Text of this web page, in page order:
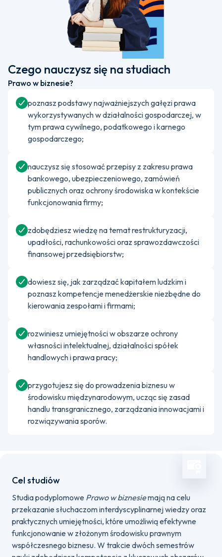
Czego nauczysz się na studiach
Prawo w biznesie?
poznasz podstawy najważniejszych gałęzi prawa
wykorzystywanych w działalności gospodarczej, w
tym prawa cywilnego, podatkowego i karnego
gospodarczego;
nauczysz się stosować przepisy z zakresu prawa
bankowego, ubezpieczeniowego, zamówień
publicznych oraz ochrony środowiska w kontekście
funkcjonowania firmy;
zdobędziesz wiedzę na temat restrukturyzacji,
upadłości, rachunkowości oraz sprawozdawczości
finansowej przedsiębiorstw;
dowiesz się, jak zarządzać kapitałem ludzkim i
poznasz kompetencje menedżerskie niezbędne do
kierowania zespołami i firmami;
rozwiniesz umiejętności w obszarze ochrony
własności intelektualnej, działalności spółek
handlowych i prawa pracy;
przygotujesz się do prowadzenia biznesu w
środowisku międzynarodowym, ucząc się zasad
handlu transgranicznego, zarządzania innowacjami i
rozwiązywania sporów.
Cel studiów
Studia podyplomowe Prawo w biznesiemają na celu
przekazanie słuchaczom interdyscyplinarnej wiedzy oraz
praktycznych umiejętności, które umożliwią efektywne
funkcjonowanie w złożonym środowisku prawnym
współczesnego biznesu. W trakcie dwóch semestrów